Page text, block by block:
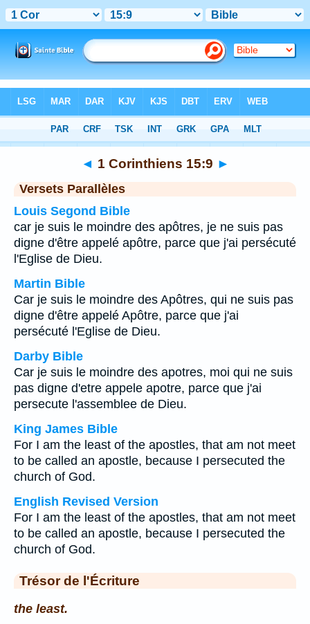
> Chapitre 15 > Verset 9
◄ 1 Corinthiens 15:9 ►
Versets Parallèles
Louis Segond Bible
car je suis le moindre des apôtres, je ne suis pas
digne d'être appelé apôtre, parce que j'ai persécuté
l'Eglise de Dieu.
Martin Bible
Car je suis le moindre des Apôtres, qui ne suis pas
digne d'être appelé Apôtre, parce que j'ai
persécuté l'Eglise de Dieu.
Darby Bible
Car je suis le moindre des apotres, moi qui ne suis
pas digne d'etre appele apotre, parce que j'ai
persecute l'assemblee de Dieu.
King James Bible
For I am the least of the apostles, that am not meet
to be called an apostle, because I persecuted the
church of God.
English Revised Version
For I am the least of the apostles, that am not meet
to be called an apostle, because I persecuted the
church of God.
Trésor de l'Écriture
the least.